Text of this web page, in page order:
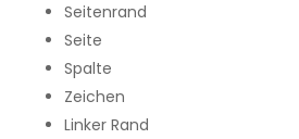
Seitenrand
Seite
Spalte
Zeichen
Linker Rand